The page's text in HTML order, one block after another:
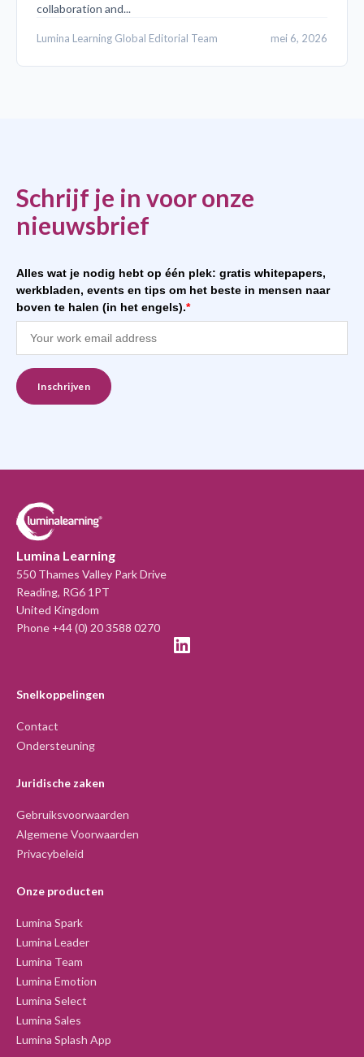
collaboration and...
Lumina Learning Global Editorial Team mei 6, 2026
Schrijf je in voor onze
nieuwsbrief
Alles wat je nodig hebt op één plek: gratis whitepapers,
werkbladen, events en tips om het beste in mensen naar
boven te halen (in het engels).*
Lumina Learning
550 Thames Valley Park Drive
Reading, RG6 1PT
United Kingdom
Phone +44 (0) 20 3588 0270
Snelkoppelingen
Contact
Ondersteuning
Juridische zaken
Gebruiksvoorwaarden
Algemene Voorwaarden
Privacybeleid
Onze producten
Lumina Spark
Lumina Leader
Lumina Team
Lumina Emotion
Lumina Select
Lumina Sales
Lumina Splash App